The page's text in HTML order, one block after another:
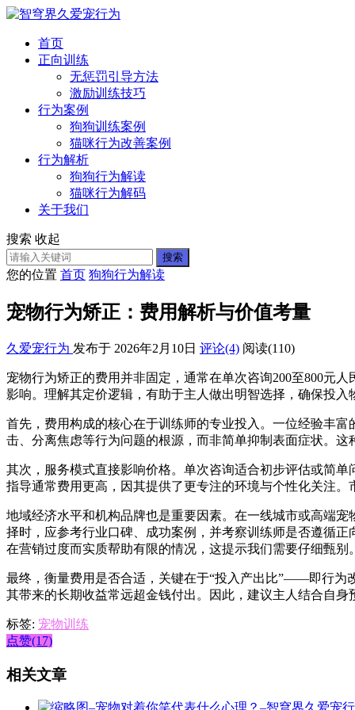
首页
正向训练
无惩罚引导方法
激励训练技巧
行为案例
狗狗训练案例
猫咪行为改善案例
行为解析
狗狗行为解读
猫咪行为解码
关于我们
搜索 收起
搜索
您的位置 首页 狗狗行为解读
宠物行为矫正：费用解析与价值考量
久爱宠行为 发布于 2026年2月10日 评论(4) 阅读(110)
宠物行为矫正的费用并非固定，通常在单次咨询200至800元
影响。理解其定价逻辑，有助于主人做出明智选择，确保投入
首先，费用构成的核心在于训练师的专业投入。一位经验丰
击、分离焦虑等行为问题的根源，而非简单抑制表面症状。
其次，服务模式直接影响价格。单次咨询适合初步评估或简
指导通常费用更高，因其提供了更专注的环境与个性化关注
地域经济水平和机构品牌也是重要因素。在一线城市或高端
择时，应参考行业口碑、成功案例，并考察训练师是否遵循
在营销过度而实质帮助有限的情况，这提示我们需要仔细甄别
最终，衡量费用是否合适，关键在于“投入产出比”——即行为
其带来的长期收益常远超金钱付出。因此，建议主人结合自
标签: 宠物训练
点赞(17)
相关文章